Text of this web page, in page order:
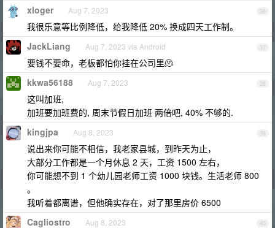
36
xloger Aug 7, 2023
我很乐意等比例降低，给我降低 20% 换成四天工作制。
37
JackLiang Aug 7, 2023 via Android
要钱不要命，老板都怕你挂在公司里🫠
38
kkwa56188 Aug 7, 2023
这叫加班,
加班要加班费的, 周末节假日加班 两倍吧, 40% 不够的.
39
kingjpa Aug 8, 2023
说出来你可能不相信，我老家县城，到昨天为止，
大部分工作都是一个月休息 2 天，工资 1500 左右，
你可能想不到 1 个幼儿园老师工资 1000 块钱。生活老师 800
。
我听着都离谱，但他确实存在，对了那里房价 6500
40
Cagliostro Aug 8, 2023